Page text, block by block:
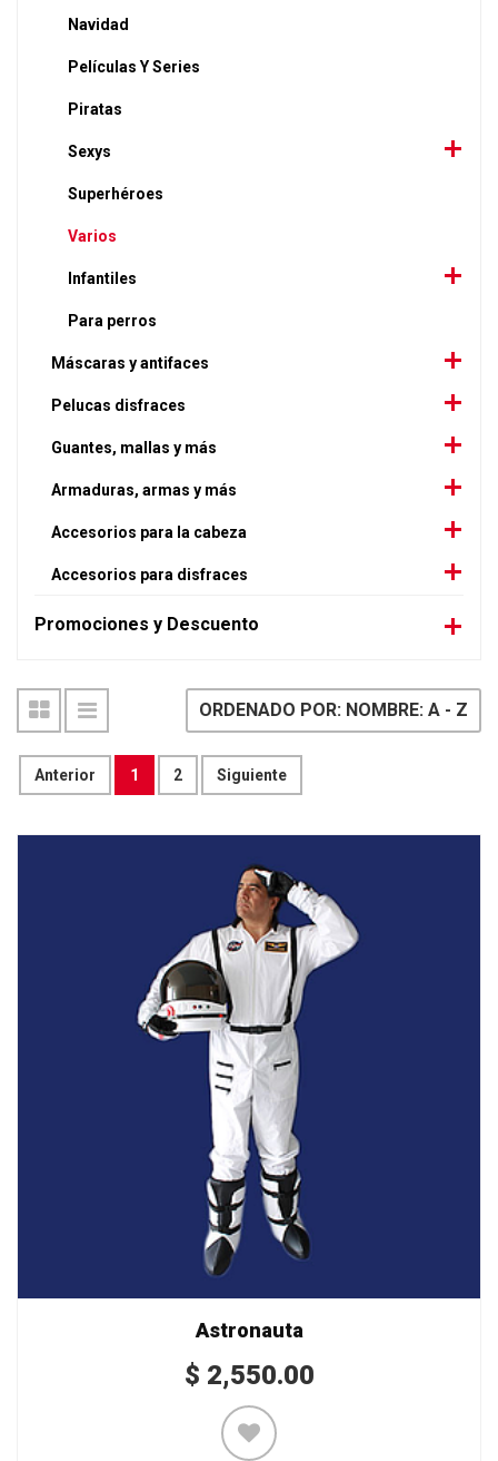
Navidad
Películas Y Series
Piratas
Sexys
Superhéroes
Varios
Infantiles
Para perros
Máscaras y antifaces
Pelucas disfraces
Guantes, mallas y más
Armaduras, armas y más
Accesorios para la cabeza
Accesorios para disfraces
Promociones y Descuento
Anterior 1 2 Siguiente
ORDENADO POR: NOMBRE: A - Z
Astronauta
$ 2,550.00